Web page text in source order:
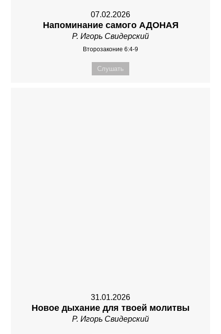
07.02.2026
Напоминание самого АДОНАЯ
Р. Игорь Свидерский
Второзаконие 6:4-9
Слушать
31.01.2026
Новое дыхание для твоей молитвы
Р. Игорь Свидерский